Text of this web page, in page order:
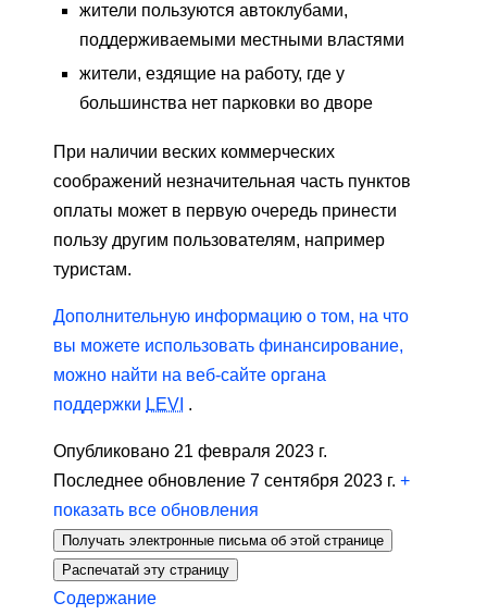
жители пользуются автоклубами,
поддерживаемыми местными властями ​
жители, ездящие на работу, где у
большинства нет парковки во дворе
При наличии веских коммерческих
соображений незначительная часть пунктов
оплаты может в первую очередь принести
пользу другим пользователям, например
туристам.
Дополнительную информацию о том, на что
вы можете использовать финансирование,
можно найти на веб-сайте органа
поддержки LEVI .
Опубликовано 21 февраля 2023 г.
Последнее обновление 7 сентября 2023 г. +
показать все обновления
Получать электронные письма об этой странице
Распечатай эту страницу
Содержание